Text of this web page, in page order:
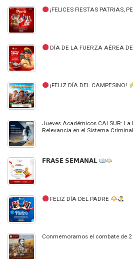
¡FELICES FIESTAS PATRIAS,
DÍA DE LA FUERZA AÉREA
¡FELIZ DÍA DEL CAMPESINO!
Jueves Académicos CALSUR: La
Relevancia en el Sistema
𝗙𝗥𝗔𝗦𝗘 𝗦𝗘𝗠𝗔𝗡𝗔𝗟
FELIZ DÍA DEL PADRE
Conmemoramos el combate de